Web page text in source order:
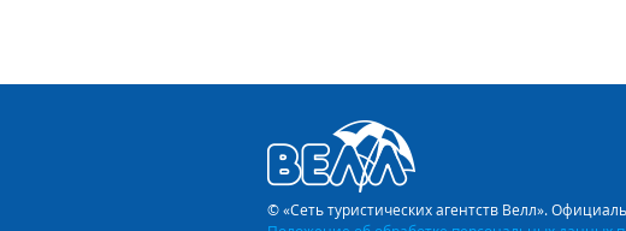
на побережье, хочется рассказать особо, так как
у путешественников. Территория этих отелей
по площади от отелей такой же категории в других
густых тропических садов, как в отелях более
пространство укрыто пальмами и есть тенистые зоны для
© «Сеть туристических агентств Велл».